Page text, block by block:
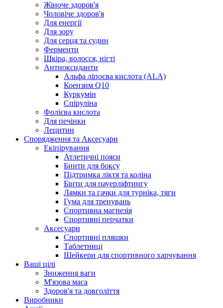
Жіноче здоров'я
Чоловіче здоров'я
Для енергії
Для зору
Для серця та судин
Ферменти
Шкіра, волосся, нігті
Антиоксиданти
Альфа ліпоєва кислота (ALA)
Коензим Q10
Куркумін
Спіруліна
Фолієва кислота
Для печінки
Лецитин
Спорядження та Аксесуари
Екіпірування
Атлетичні пояси
Бинти для боксу
Підтримка ліктя та коліна
Бінти для пауерліфтингу
Лямки та гачки для турніка, тяги
Гума для тренувань
Спортивна магнезія
Спортивні перчатки
Аксесуари
Спортивні пляшки
Таблетниці
Шейкери для спортивного харчування
Ваші цілі
Зниження ваги
М'язова маса
Здоров'я та довголіття
Виробники